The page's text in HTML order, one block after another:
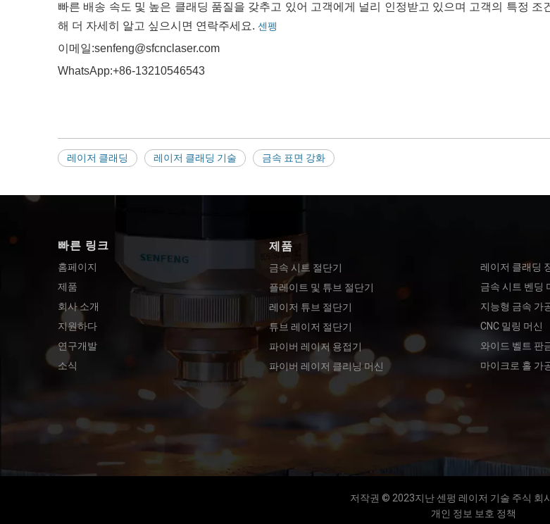
빠른 배송 속도 및 높은 클래딩 품질을 갖추고 있어 고객에게 널리 인정받고 있으며 고객의 특정
해 더 자세히 알고 싶으시면 연락주세요. 센펭
이메일:senfeng@sfcnclaser.com
WhatsApp:+86-13210546543
레이저 클래딩 레이저 클래딩 기술 금속 표면 강화
빠른 링크
홈페이지
제품
회사 소개
지원하다
연구개발
소식
제품
금속 시트 절단기
플레이트 및 튜브 절단기
레이저 튜브 절단기
튜브 레이저 절단기
파이버 레이저 용접기
파이버 레이저 클리닝 머신
레이저 클래딩
금속 시트 벤딩
지능형 금속 가
CNC 밀링 머신
와이드 벨트 판
마이크로 홀 가
저작권 © 2023지난 센펑 레이저 기술 주식 회
개인 정보 보호 정책